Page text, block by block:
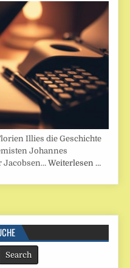
Illies die Geschichte
Johannes
Jacobsen…Weiterlesen …